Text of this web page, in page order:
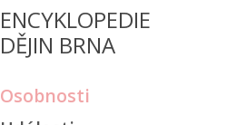
ENCYKLOPEDIE
DĚJIN BRNA
Osobnosti